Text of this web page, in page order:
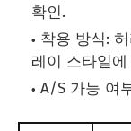
확인.
착용 방식:
레이 스타일
A/S 가능 여